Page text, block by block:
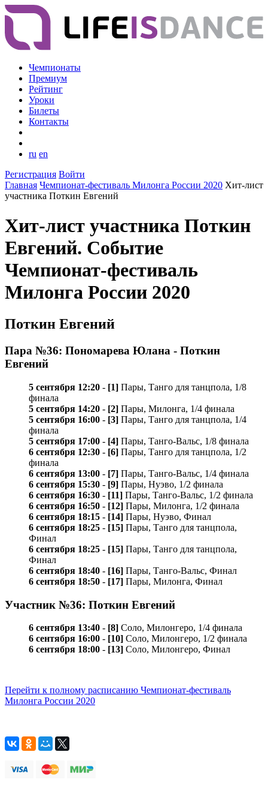
Чемпионаты
Премиум
Рейтинг
Уроки
Билеты
Контакты
ru en
Регистрация Войти
Главная Чемпионат-фестиваль Милонга России 2020 Хит-лист
участника Поткин Евгений
Хит-лист участника Поткин
Евгений. Событие
Чемпионат-фестиваль
Милонга России 2020
Поткин Евгений
Пара №36: Пономарева Юлана - Поткин
Евгений
5 сентября 12:20 - [1] Пары, Танго для танцпола, 1/8
финала
5 сентября 14:20 - [2] Пары, Милонга, 1/4 финала
5 сентября 16:00 - [3] Пары, Танго для танцпола, 1/4
финала
5 сентября 17:00 - [4] Пары, Танго-Вальс, 1/8 финала
6 сентября 12:30 - [6] Пары, Танго для танцпола, 1/2
финала
6 сентября 13:00 - [7] Пары, Танго-Вальс, 1/4 финала
6 сентября 15:30 - [9] Пары, Нуэво, 1/2 финала
6 сентября 16:30 - [11] Пары, Танго-Вальс, 1/2 финала
6 сентября 16:50 - [12] Пары, Милонга, 1/2 финала
6 сентября 18:15 - [14] Пары, Нуэво, Финал
6 сентября 18:25 - [15] Пары, Танго для танцпола,
Финал
6 сентября 18:25 - [15] Пары, Танго для танцпола,
Финал
6 сентября 18:40 - [16] Пары, Танго-Вальс, Финал
6 сентября 18:50 - [17] Пары, Милонга, Финал
Участник №36: Поткин Евгений
6 сентября 13:40 - [8] Соло, Милонгеро, 1/4 финала
6 сентября 16:00 - [10] Соло, Милонгеро, 1/2 финала
6 сентября 18:00 - [13] Соло, Милонгеро, Финал
Перейти к полному расписанию Чемпионат-фестиваль
Милонга России 2020